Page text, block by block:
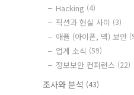
Hacking (4)
픽션과 현실 사이 (3)
애플 (아이폰, 맥) 보안
업계 소식 (59)
정보보안 컨퍼런스 (22)
조사와 분석 (43)